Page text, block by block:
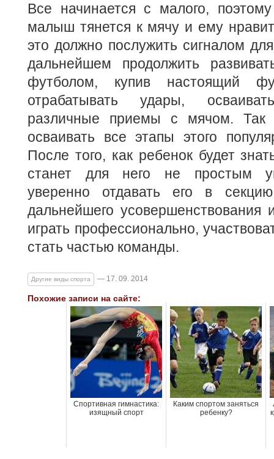
Все начинается с малого,
малыш тянется к мячу и ему
это должно послужить сигналом
дальнейшем продолжить
футболом, купив настоящий
отрабатывать удары,
различные приемы с мячом. Так
осваивать все этапы этого
После того, как ребенок будет
станет для него не простым
уверенно отдавать его в
дальнейшего усовершенствования
играть профессионально,
стать частью команды.
Другие виды спорта — 17. 09. 2014
Похожие записи на сайте:
Спортивная гимнастика:
изящный спорт
Каким спортом заняться
ребенку?